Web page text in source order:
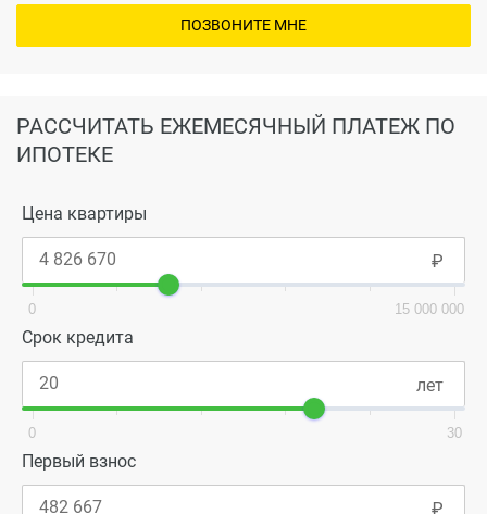
РАССЧИТАТЬ ЕЖЕМЕСЯЧНЫЙ ПЛАТЕЖ ПО
ИПОТЕКЕ
Цена квартиры
0 15 000 000
Срок кредита
0 30
Первый взнос
ПОЗВОНИТЕ МНЕ